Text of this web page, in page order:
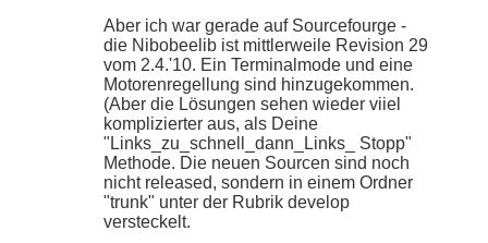
Aber ich war gerade auf Sourcefourge -
die Nibobeelib ist mittlerweile Revision 29
vom 2.4.'10. Ein Terminalmode und eine
Motorenregellung sind hinzugekommen.
(Aber die Lösungen sehen wieder viiel
komplizierter aus, als Deine
"Links_zu_schnell_dann_Links_ Stopp"
Methode. Die neuen Sourcen sind noch
nicht released, sondern in einem Ordner
"trunk" unter der Rubrik develop
versteckelt.